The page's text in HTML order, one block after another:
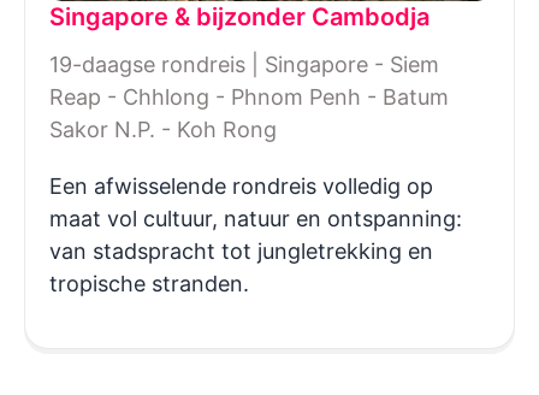
Singapore & bijzonder Cambodja
19-daagse rondreis | Singapore - Siem
Reap - Chhlong - Phnom Penh - Batum
Sakor N.P. - Koh Rong
Een afwisselende rondreis volledig op
maat vol cultuur, natuur en ontspanning:
van stadspracht tot jungletrekking en
tropische stranden.